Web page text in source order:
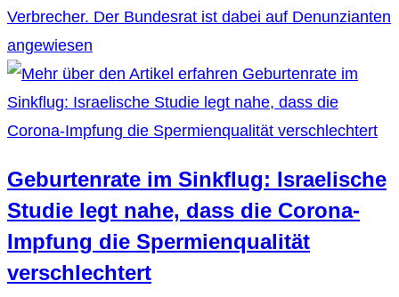
Verbrecher. Der Bundesrat ist dabei auf Denunzianten
angewiesen
Geburtenrate im Sinkflug: Israelische
Studie legt nahe, dass die Corona-
Impfung die Spermienqualität
verschlechtert